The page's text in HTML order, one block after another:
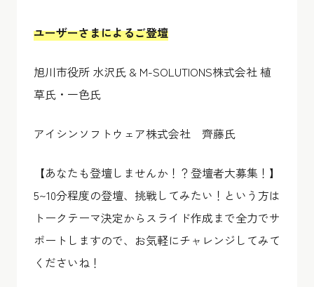
ユーザーさまによるご登壇
旭川市役所 水沢氏 & M-SOLUTIONS株式会社 植
草氏・一色氏
アイシンソフトウェア株式会社 齊藤氏
【あなたも登壇しませんか！？登壇者大募集！】
5~10分程度の登壇、挑戦してみたい！という方は
トークテーマ決定からスライド作成まで全力でサ
ポートしますので、お気軽にチャレンジしてみて
くださいね！